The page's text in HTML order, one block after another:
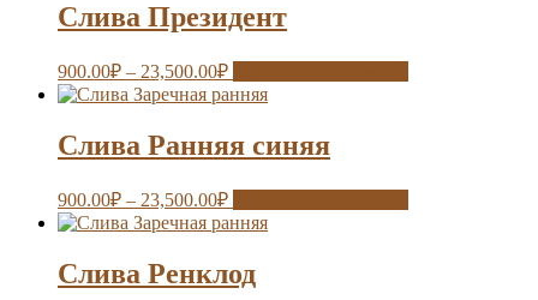
Слива Президент
900.00₽ – 23,500.00₽
Слива Ранняя синяя
900.00₽ – 23,500.00₽
Слива Ренклод